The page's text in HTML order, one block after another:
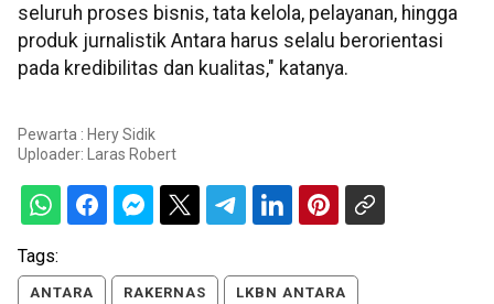
seluruh proses bisnis, tata kelola, pelayanan, hingga
produk jurnalistik Antara harus selalu berorientasi
pada kredibilitas dan kualitas," katanya.
Pewarta : Hery Sidik
Uploader:
Laras Robert
Tags:
ANTARA RAKERNAS LKBN ANTARA